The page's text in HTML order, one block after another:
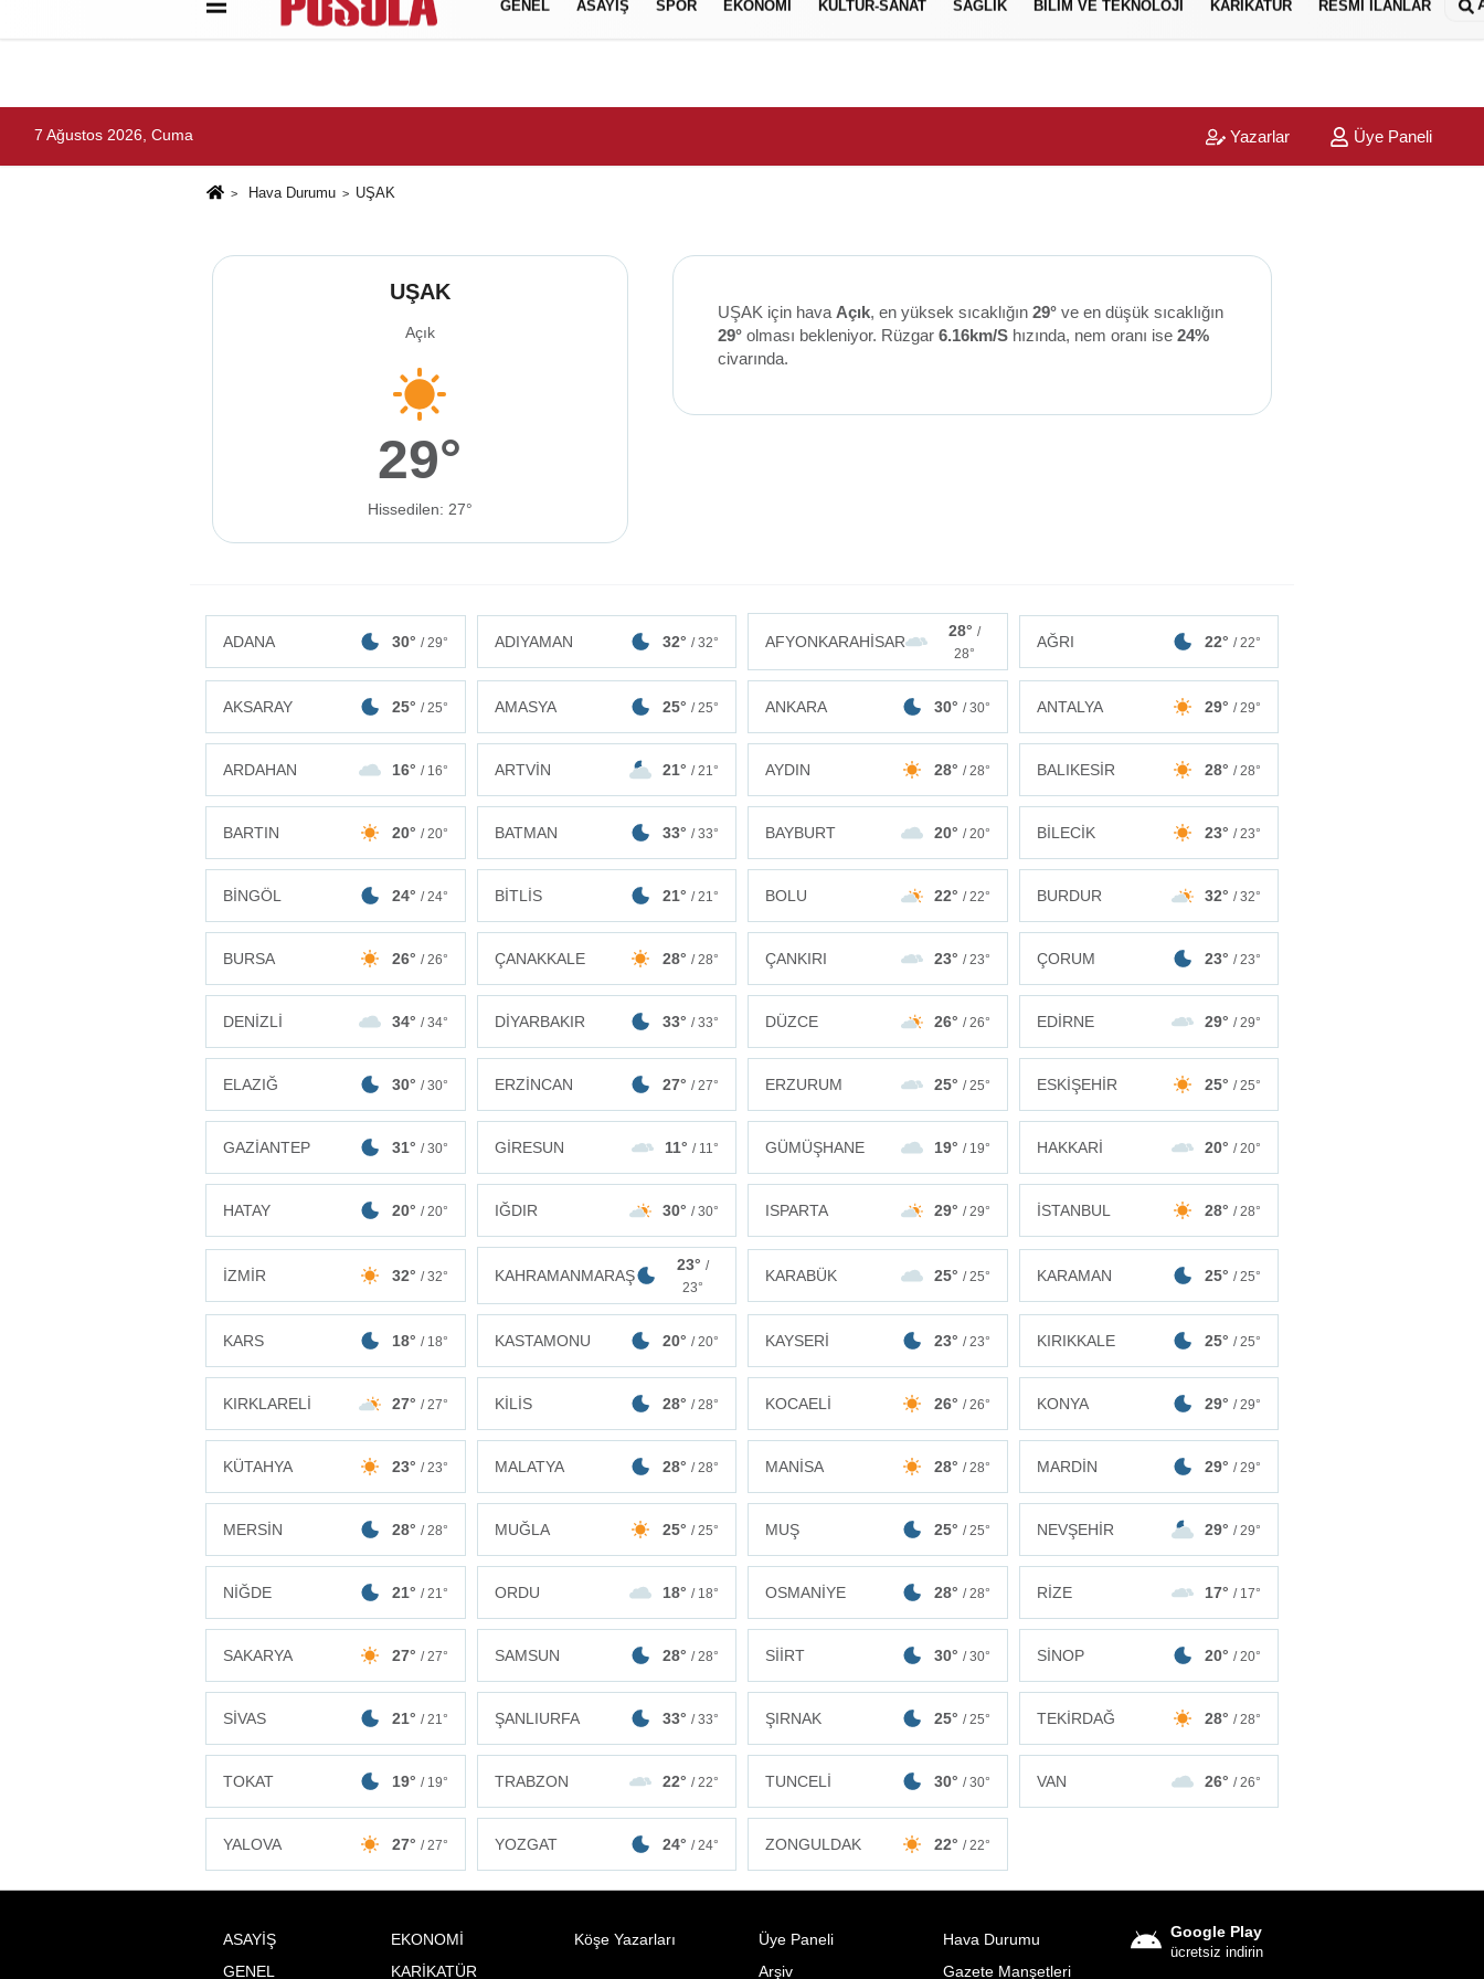
İletişim Gizlilik Politikası
GENEL ASAYİŞ SPOR EKONOMİ KÜLTÜR-SANAT SAĞLIK BİLİM VE TEKNOLOJİ KARİKATÜR RESMİ İLANLAR
7 Ağustos 2026, Cuma Yazarlar Üye Paneli
Hava Durumu UŞAK
UŞAK
Açık
29°
Hissedilen: 27°
UŞAK için hava Açık, en yüksek sıcaklığın 29°ve en düşük sıcaklığın
29°olması bekleniyor. Rüzgar 6.16km/Shızında, nem oranı ise 24%
civarında.
ADANA 30° / 29° ADIYAMAN 32° / 32° AFYONKARAHİSAR
28° /
28°
AĞRI 22° / 22°
AKSARAY 25° / 25° AMASYA 25° / 25° ANKARA 30° / 30° ANTALYA 29° / 29°
ARDAHAN 16° / 16° ARTVİN 21° / 21° AYDIN 28° / 28° BALIKESİR 28° / 28°
BARTIN 20° / 20° BATMAN 33° / 33° BAYBURT 20° / 20° BİLECİK 23° / 23°
BİNGÖL 24° / 24° BİTLİS 21° / 21° BOLU 22° / 22° BURDUR 32° / 32°
BURSA 26° / 26° ÇANAKKALE 28° / 28° ÇANKIRI 23° / 23° ÇORUM 23° / 23°
DENİZLİ 34° / 34° DİYARBAKIR 33° / 33° DÜZCE 26° / 26° EDİRNE 29° / 29°
ELAZIĞ 30° / 30° ERZİNCAN 27° / 27° ERZURUM 25° / 25° ESKİŞEHİR 25° / 25°
GAZİANTEP 31° / 30° GİRESUN 11° / 11° GÜMÜŞHANE 19° / 19° HAKKARİ 20° / 20°
HATAY 20° / 20° IĞDIR 30° / 30° ISPARTA 29° / 29° İSTANBUL 28° / 28°
İZMİR 32° / 32° KAHRAMANMARAŞ
23°/
23°
KARABÜK 25° / 25° KARAMAN 25° / 25°
KARS 18° / 18° KASTAMONU 20° / 20° KAYSERİ 23° / 23° KIRIKKALE 25° / 25°
KIRKLARELİ 27° / 27° KİLİS 28° / 28° KOCAELİ 26° / 26° KONYA 29° / 29°
KÜTAHYA 23° / 23° MALATYA 28° / 28° MANİSA 28° / 28° MARDİN 29° / 29°
MERSİN 28° / 28° MUĞLA 25° / 25° MUŞ 25° / 25° NEVŞEHİR 29° / 29°
NİĞDE 21° / 21° ORDU 18° / 18° OSMANİYE 28° / 28° RİZE 17° / 17°
SAKARYA 27° / 27° SAMSUN 28° / 28° SİİRT 30° / 30° SİNOP 20° / 20°
SİVAS 21° / 21° ŞANLIURFA 33° / 33° ŞIRNAK 25° / 25° TEKİRDAĞ 28° / 28°
TOKAT 19° / 19° TRABZON 22° / 22° TUNCELİ 30° / 30° VAN 26° / 26°
YALOVA 27° / 27° YOZGAT 24° / 24° ZONGULDAK 22° / 22°
ASAYİŞ
EKONOMİ
GENEL
KARİKATÜR
Köşe Yazarları
Üye Paneli
Arşiv
Hava Durumu
Gazete Manşetleri
Google Play
ücretsiz indirin